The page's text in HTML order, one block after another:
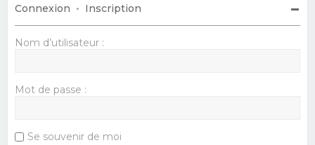
Connexion • Inscription
Nom d’utilisateur :
Mot de passe :
Se souvenir de moi